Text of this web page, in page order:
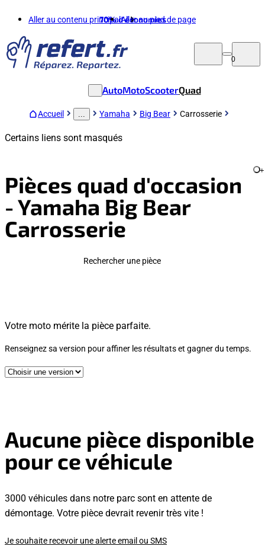
Aller au contenu principalAller au pied de page
70%d'économies
0
AutoMotoScooterQuad
Accueil Yamaha Big Bear Carrosserie
Certains liens sont masqués
Pièces quad d'occasion
- Yamaha Big Bear
Carrosserie
+
Rechercher une pièce
Votre moto mérite la pièce parfaite.
Renseignez sa version pour affiner les résultats et gagner du temps.
Aucune pièce disponible
pour ce véhicule
3000 véhicules dans notre parc sont en attente de
démontage. Votre pièce devrait revenir très vite !
Je souhaite recevoir une alerte email ou SMS